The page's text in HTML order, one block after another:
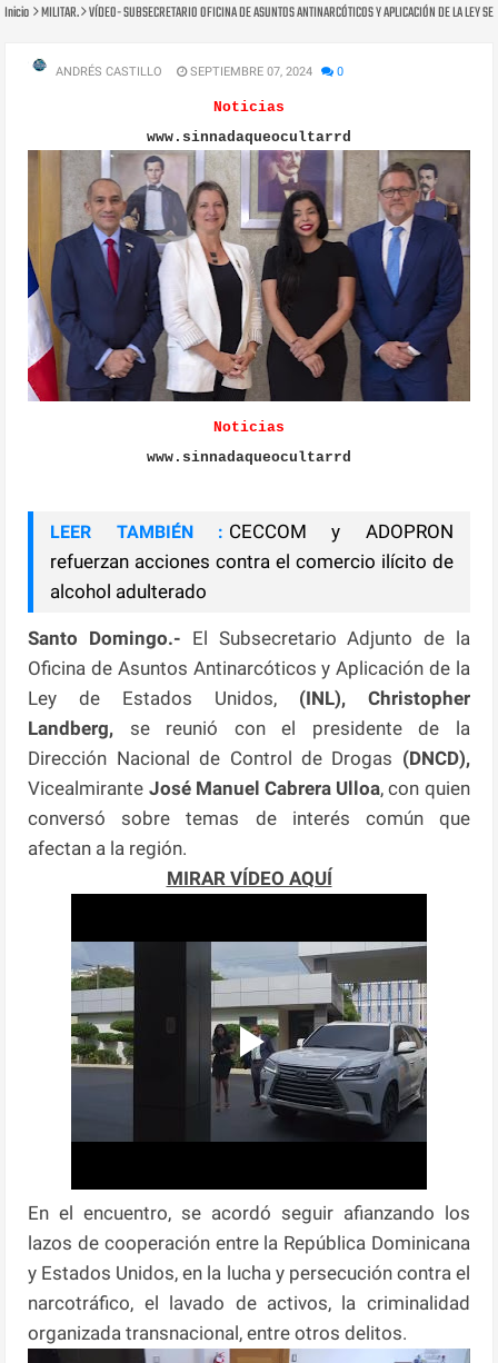
Inicio MILITAR. VÍDEO- SUBSECRETARIO OFICINA DE ASUNTOS ANTINARCÓTICOS Y APLICACIÓN DE LA LEY
ANDRÉS CASTILLO SEPTIEMBRE 07, 2024 0
Noticias
www.sinnadaqueocultarrd
Noticias
www.sinnadaqueocultarrd
LEER TAMBIÉN : CECCOM y ADOPRON
refuerzan acciones contra el comercio ilícito de
alcohol adulterado
Santo Domingo.- El Subsecretario Adjunto de la
Oficina de Asuntos Antinarcóticos y Aplicación de la
Ley de Estados Unidos,(INL), Christopher
Landberg, se reunió con el presidente de la
Dirección Nacional de Control de Drogas (DNCD),
Vicealmirante José Manuel Cabrera Ulloa, con quien
conversó sobre temas de interés común que
afectan a la región.
MIRAR VÍDEO AQUÍ
En el encuentro, se acordó seguir afianzando los
lazos de cooperación entre la República Dominicana
y Estados Unidos, en la lucha y persecución contra el
narcotráfico, el lavado de activos, la criminalidad
organizada transnacional, entre otros delitos.